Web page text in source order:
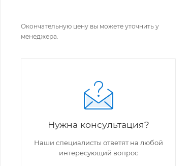
Окончательную цену вы можете уточнить у
менеджера.
Нужна консультация?
Наши специалисты ответят на любой
интересующий вопрос